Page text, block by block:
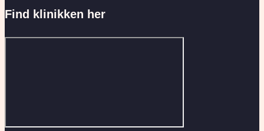
Find klinikken her